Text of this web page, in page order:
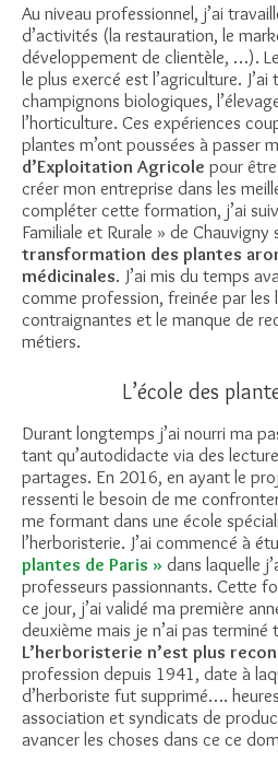
Au niveau professionnel, j’ai
d’activités (la restauration, le
développement de clientèle, …).
le plus exercé est l’agriculture.
champignons biologiques,
l’horticulture. Ces expériences
plantes m’ont poussées à passer
d’Exploitation Agricole pour
créer mon entreprise dans les
compléter cette formation, j’ai
Familiale et Rurale » de Chauvigny
transformation des plantes
médicinales. J’ai mis du temps
comme profession, freinée par les
contraignantes et le manque de
métiers.
L’école des
Durant longtemps j’ai nourri ma
tant qu’autodidacte via des
partages. En 2016, en ayant le
ressenti le besoin de me
me formant dans une école
l’herboristerie. J’ai commencé à
plantes de Paris » dans laquelle
professeurs passionnants. Cette
ce jour, j’ai validé ma première
deuxième mais je n’ai pas terminé
L’herboristerie n’est plus
profession depuis 1941, date à
d’herboriste fut supprimé….
association et syndicats de
avancer les choses dans ce ce